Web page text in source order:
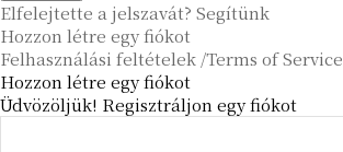
Elfelejtette a jelszavát? Segítünk
Hozzon létre egy fiókot
Felhasználási feltételek /Terms of Service
Hozzon létre egy fiókot
Üdvözöljük! Regisztráljon egy fiókot